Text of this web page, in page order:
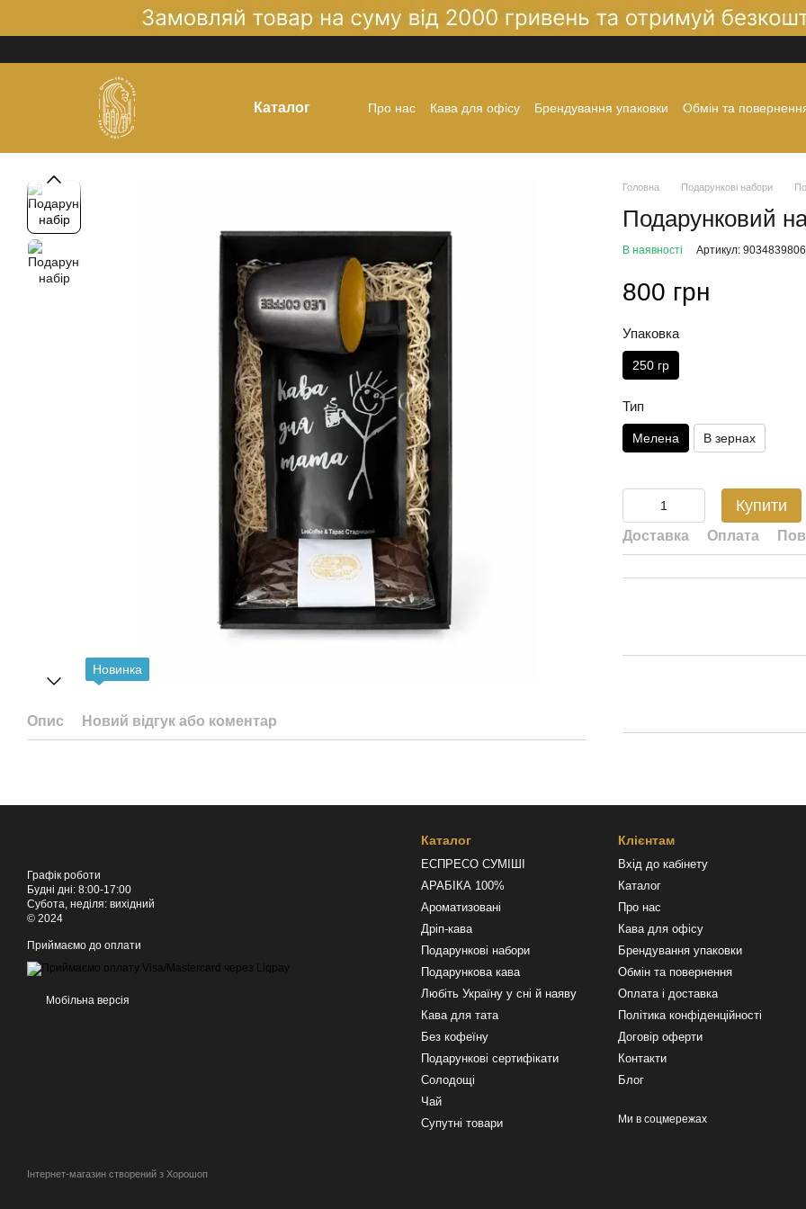
Перейти до основного контенту
Каталог Про нас Кава для офісу Брендування упаковки
Обмін та
Новинка
Опис Новий відгук або коментар
Головна Подарункові набори
Подарунковий
В наявності Артикул:
800 грн
Упаковка
250 гр
Тип
Мелена В зернах
Купити
Доставка Оплата
Графік роботи
Будні дні: 8:00-17:00
Субота, неділя: вихідний
© 2024
Приймаємо до оплати
Мобільна версія
Інтернет-магазин створений з Хорошоп
Каталог
ЕСПРЕСО СУМІШІ
АРАБІКА 100%
Ароматизовані
Дріп-кава
Подарункові набори
Подарункова кава
Любіть Україну у сні й наяву
Кава для тата
Без кофеїну
Подарункові сертифікати
Солодощі
Чай
Супутні товари
Клієнтам
Вхід до кабінету
Каталог
Про нас
Кава для офісу
Брендування упаковки
Обмін та повернення
Оплата і доставка
Політика конфіденційності
Договір оферти
Контакти
Блог
Ми в соцмережах